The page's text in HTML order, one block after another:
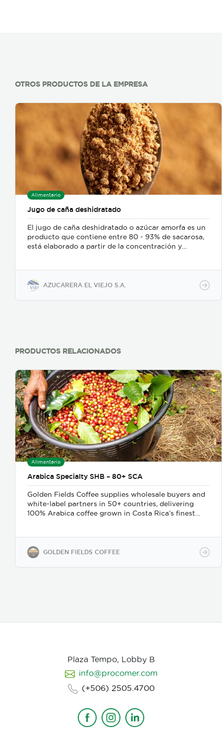
OTROS PRODUCTOS DE LA EMPRESA
Alimentario
Jugo de caña deshidratado
El jugo de caña deshidratado o azúcar amorfa es un
producto que contiene entre 80 - 93% de sacarosa,
está elaborado a partir de la concentración y
AZUCARERA EL VIEJO S.A.
PRODUCTOS RELACIONADOS
Alimentario
Arabica Specialty SHB – 80+ SCA
Golden Fields Coffee supplies wholesale buyers and
white-label partners in 50+ countries, delivering
100% Arabica coffee grown in Costa Rica’s finest
Our coffee undergoes cupping (catación)
evaluations following the Specialty Coffee
Association (SCA) protocols, ensuring an SCA score
nutty, chocolate
Worldwide shipping with
wholesale & white-label options Partner with us for
premium Costa Rican coffee—customized for your
brand, delivered with quality and authenticity.
GOLDEN FIELDS COFFEE
Plaza Tempo, Lobby B
info@procomer.com
(+506) 2505.4700